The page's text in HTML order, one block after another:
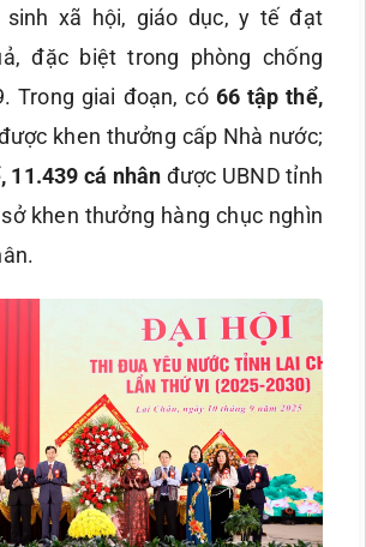
sinh xã hội, giáo dục, y tế đạt
đặc biệt trong phòng chống
Trong giai đoạn, có 66 tập thể,
khen thưởng cấp Nhà nước;
11.439 cá nhân được UBND tỉnh
khen thưởng hàng chục nghìn